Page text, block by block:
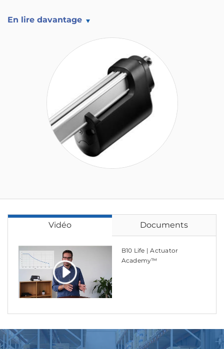
En lire davantage
Vidéo Documents
B10 Life | Actuator
Academy™